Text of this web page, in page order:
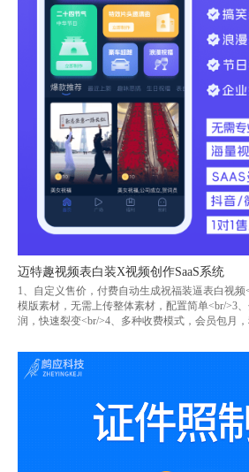
迈特趣视频表白装X视频创作SaaS系统
1、自定义售价，付费自动生成祝福装逼表白视
模版素材，无需上传整体素材，配置简单<br/>3
润，快速裂变<br/>4、多种收费模式，会员包月